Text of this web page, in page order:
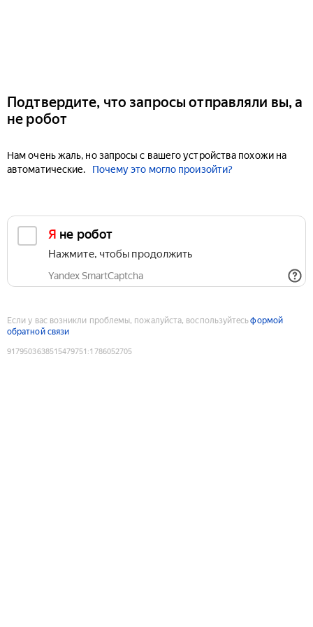
Подтвердите, что запросы отправляли вы, а
не робот
Нам очень жаль, но запросы с вашего устройства похожи на
автоматические.
Почему это могло произойти?
Я не робот
Нажмите, чтобы продолжить
Yandex SmartCaptcha
Если у вас возникли проблемы, пожалуйста, воспользуйтесьформой
обратной связи
9179503638515479751 :1786052705